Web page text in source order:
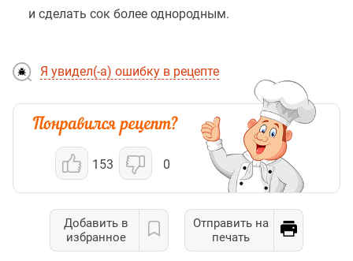
и сделать сок более однородным.
Я увидел(-а) ошибку в рецепте
153 0
Добавить в
избранное
Отправить на
печать